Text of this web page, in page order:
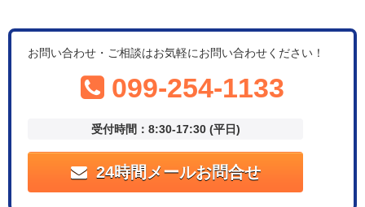
お問い合わせ・ご相談はお気軽にお問い合わせください！
099-254-1133
受付時間：8:30-17:30 (平日)
24時間メールお問合せ